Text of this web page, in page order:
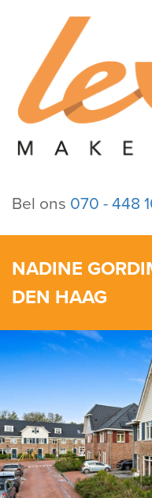
Bel ons 070 - 448
NADINE
DEN HAAG
vorige